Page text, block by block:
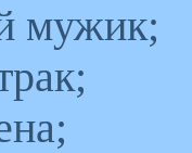
мужик;